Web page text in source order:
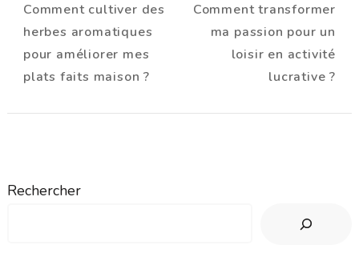
d'article
Comment cultiver des
herbes aromatiques
pour améliorer mes
plats faits maison ?
Comment transformer
ma passion pour un
loisir en activité
lucrative ?
Rechercher